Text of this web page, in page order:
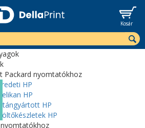
Kosár
Packard nyomtatókhoz
Eredeti HP
Pelikan HP
Utángyártott HP
Töltőkészletek HP
nyomtatókhoz